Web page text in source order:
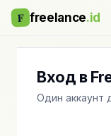
F freelance.id
Вход в
Один аккаунт